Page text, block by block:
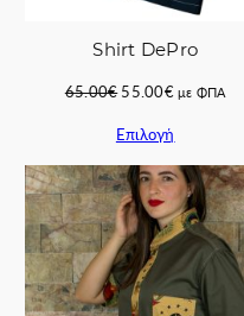
Shirt DePro
65.00€ Original
was:
65.00€.
55.00€Η
τιμή
είναι:
55.00€.
με ΦΠΑ
Επιλογή